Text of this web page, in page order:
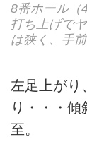
8番ホール（
打ち上げで
は狭く、手
左足上がり
り・・・
至。